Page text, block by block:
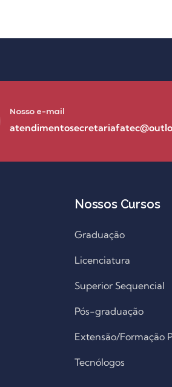
Nosso e-mail
Nossos Cursos
Graduação
Licenciatura
Superior Sequencial
Pós-graduação
Extensão/Formação
Tecnólogos